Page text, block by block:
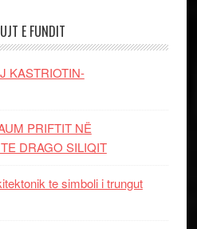
E FUNDIT
KASTRIOTIN-
PRIFTIT NË
DRAGO SILIQIT
te simboli i trungut